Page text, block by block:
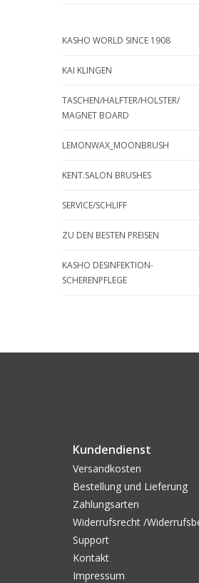
KASHO WORLD SINCE 1908
KAI KLINGEN
TASCHEN/HALFTER/HOLSTER/
MAGNET BOARD
LEMONWAX_MOONBRUSH
KENT.SALON BRUSHES
SERVICE/SCHLIFF
ZU DEN BESTEN PREISEN
KASHO DESINFEKTION-
SCHERENPFLEGE
Kundendienst
Versandkosten
Bestellung und Lieferung
Zahlungsarten
Widerrufsrecht /
Support
Kontakt
Impressum